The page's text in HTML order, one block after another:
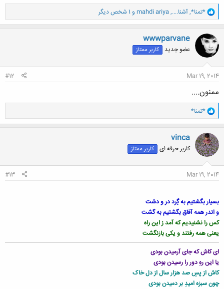
و
ا
ک
ن
ش
ه
ا
*تمنا*,آشنا....,
mahdi ariya و 1 شخص دیگر
wwwparvane
عضو جدید کاربر ممتاز
Mar 19, 2014
#12
ممنون....
و
ا
ک
ن
ش
ه
ا
*تمنا*
vinca
کاربر حرفه ای کاربر ممتاز
Mar 19, 2014
#13
بسیار بگشتیم به گِرد در و دشت
و اندر همه آفاق بگشتیم به گشت
کس را نشنیدیم که آمد ز این راه
یعنی همه رفتند و یکی بازنگشت
ای کاش که جای آرمیدن بودی
یا این رهِ دور را رسیدن بودی
کاش از پسِ صد هزار سال از دل خاک
چون سبزه امیدِ بر دمیدن بودی